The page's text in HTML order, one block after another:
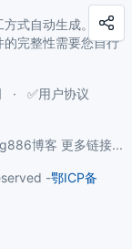
式自动生成。本站
完整性需要您自行
✅用户协议
博客 更多链接...
-鄂ICP备